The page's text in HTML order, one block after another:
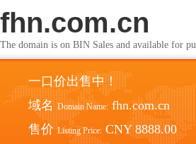
fhn.com.cn
The domain is on BIN Sales and available for
一口价出售中！
域名 Domain Name: fhn.com.cn
售价 Listing Price: CNY 8888.00